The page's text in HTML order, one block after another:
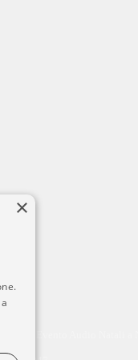
aprile Evento Audio Natali a
×